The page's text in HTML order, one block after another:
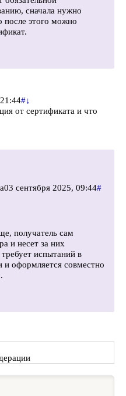
сначала нужно
после этого можно
#↓
от сертификата и что
03 сентября 2025, 09:44#
получатель сам
и несет за них
испытаний в
и оформляется совместно